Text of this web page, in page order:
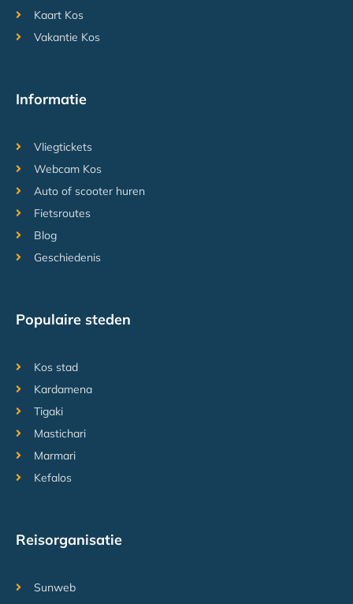
Kaart Kos
Vakantie Kos
Informatie
Vliegtickets
Webcam Kos
Auto of scooter huren
Fietsroutes
Blog
Geschiedenis
Populaire steden
Kos stad
Kardamena
Tigaki
Mastichari
Marmari
Kefalos
Reisorganisatie
Sunweb